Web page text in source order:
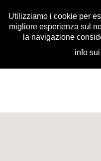
Utilizziamo i cookie per
migliore esperienza sul
la navigazione
info